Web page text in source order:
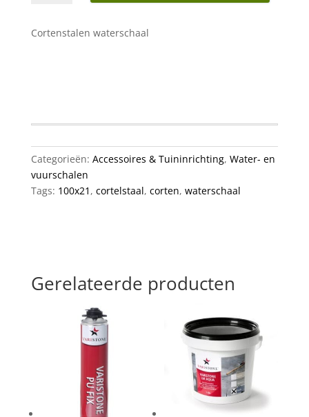
aantal
Cortenstalen waterschaal
Categorieën: Accessoires & Tuininrichting, Water- en
vuurschalen
Tags: 100x21 , cortelstaal, corten, waterschaal
Gerelateerde producten